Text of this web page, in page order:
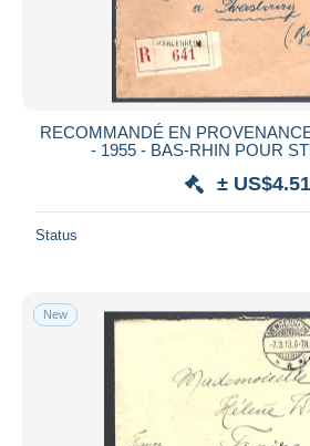
RECOMMANDÉ EN
- 1955 - BAS-RHIN POUR
± US$4.51
Status
New